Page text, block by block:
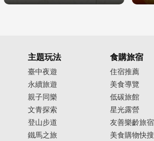
主題玩法
臺中夜遊
永續旅遊
親子同樂
文青探索
登山步道
鐵馬之旅
食購旅宿
住宿推薦
美食導覽
低碳旅館
星光露營
友善樂齡旅宿
美食購物快搜